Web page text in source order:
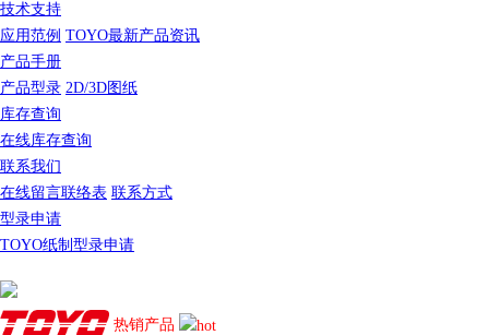
技术支持
应用范例 TOYO最新产品资讯
产品手册
产品型录 2D/3D图纸
库存查询
在线库存查询
联系我们
在线留言联络表 联系方式
型录申请
TOYO纸制型录申请
热销产品